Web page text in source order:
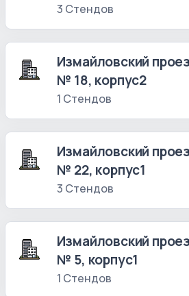
3 Стендов
Измайловский
№ 18, корпус2
1 Стендов
Измайловский
№ 22, корпус1
3 Стендов
Измайловский
№ 5, корпус1
1 Стендов